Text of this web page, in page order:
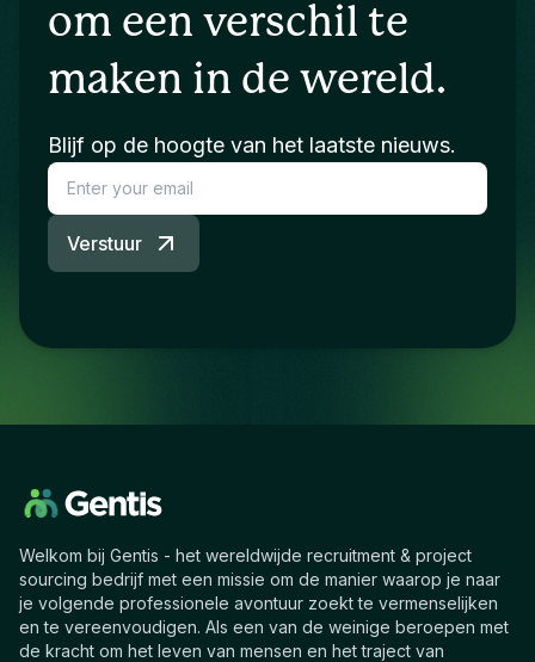
om een verschil te
maken in de wereld.
Blijf op de hoogte van het laatste nieuws.
Verstuur
Welkom bij Gentis - het wereldwijde recruitment & project
sourcing bedrijf met een missie om de manier waarop je naar
je volgende professionele avontuur zoekt te vermenselijken
en te vereenvoudigen. Als een van de weinige beroepen met
de kracht om het leven van mensen en het traject van